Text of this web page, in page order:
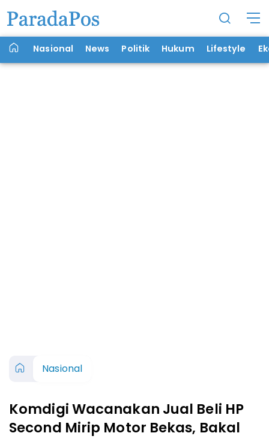
Nasional News Politik Hukum Lifestyle
Nasional
Komdigi Wacanakan Jual Beli HP
Second Mirip Motor Bekas, Bakal